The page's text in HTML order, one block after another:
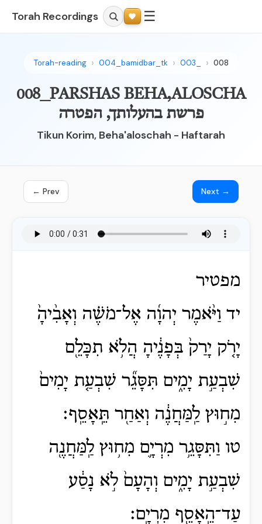
Torah Recordings ☰
Torah-reading 004_bamidbar_tk 003_ 008
008_PARSHAS BEHA,ALOSCHA
פרשת בהעלותך, הפטרה
Tikun Korim, Beha'aloschah - Haftarah
← Prev Next →
מפטיר
יד וַיֹּ֨אמֶר יְהוָ֜ה אֶל־מֹשֶׁ֗ה וְאָבִ֨יהָ֙
יָרֹ֤ק יָרַק֙ בְּפָנֶ֔יהָ הֲלֹ֥א תִכָּלֵ֖ם
שִׁבְעַ֣ת יָמִ֑ים תִּסָּגֵ֞ר שִׁבְעַ֤ת יָמִים֙
מִח֣וּץ לַֽמַּחֲנֶ֔ה וְאַחַ֖ר תֵּֽאָסֵֽף׃
טו וַתִּסָּגֵ֥ר מִרְיָ֛ם מִח֥וּץ לַֽמַּחֲנֶ֖ה
שִׁבְעַ֣ת יָמִ֑ים וְהָעָם֙ לֹ֣א נָסַ֔ע
עַד־הֵֽאָסֵ֖ף מִרְיָֽם׃